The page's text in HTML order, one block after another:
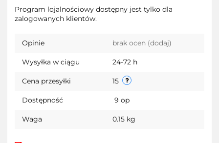
Program lojalnościowy dostępny jest tylko dla
zalogowanych klientów.
Opinie brak ocen (dodaj)
Wysyłka w ciągu 24-72 h
Cena przesyłki 15
Dostępność 9 op
Waga 0.15 kg